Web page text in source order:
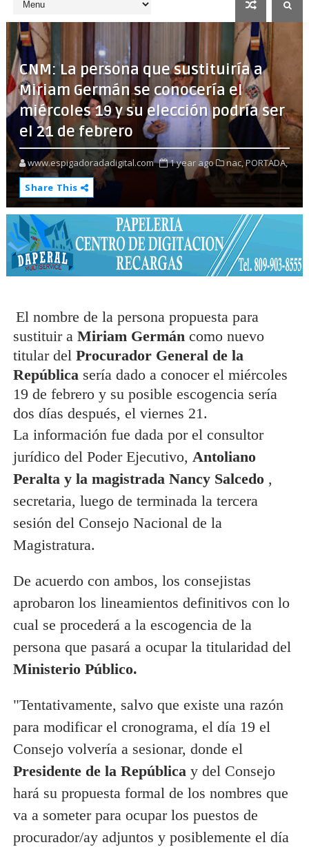
CNM: La persona que sustituiría a
Miriam Germán se conocería el
miércoles 19 y su elección podría ser
el 21 de febrero
www.espigadoradadigital.com 1 year ago nac,PORTADA,
Share This
El nombre de la persona propuesta para
sustituir a Miriam Germán como nuevo
titular del Procurador General de la
República sería dado a conocer el miércoles
19 de febrero y su posible escogencia sería
dos días después, el viernes 21.
La información fue dada por el consultor
jurídico del Poder Ejecutivo, Antoliano
Peralta y la magistrada Nancy Salcedo,
secretaria, luego de terminada la tercera
sesión del Consejo Nacional de la
Magistratura.
De acuerdo con ambos, los consejistas
aprobaron los lineamientos definitivos con lo
cual se procederá a la escogencia de la
persona que pasará a ocupar la titularidad del
Ministerio Público.
"Tentativamente, salvo que existe una razón
para modificar el cronograma, el día 19 el
Consejo volvería a sesionar, donde el
Presidente de la Repúblicay del Consejo
hará su propuesta formal de los nombres que
va a someter para ocupar los puestos de
procurador/ay adjuntos y posiblemente el día